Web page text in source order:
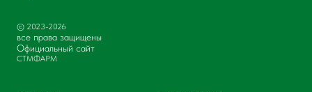
© 2023-2026
все права защищены
Официальный сайт
СТМФАРМ